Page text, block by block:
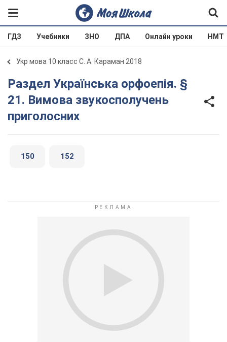
ГДЗ Учебники ЗНО ДПА Онлайн уроки НМТ
Укр мова 10 класс С. А. Караман 2018
Раздел Українська орфоепія. §
21. Вимова звукосполучень
приголосних
150 152